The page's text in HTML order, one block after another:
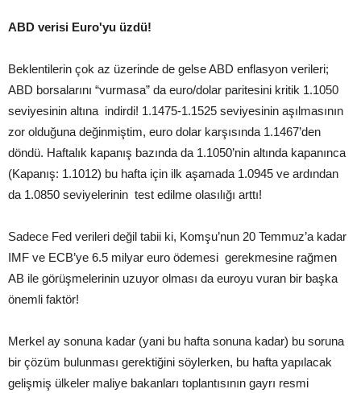
ABD verisi Euro'yu üzdü!
Beklentilerin çok az üzerinde de gelse ABD enflasyon verileri;
ABD borsalarını “vurmasa” da euro/dolar paritesini kritik 1.1050
seviyesinin altına indirdi! 1.1475-1.1525 seviyesinin aşılmasının
zor olduğuna değinmiştim, euro dolar karşısında 1.1467’den
döndü. Haftalık kapanış bazında da 1.1050’nin altında kapanınca
(Kapanış: 1.1012) bu hafta için ilk aşamada 1.0945 ve ardından
da 1.0850 seviyelerinin test edilme olasılığı arttı!
Sadece Fed verileri değil tabii ki, Komşu’nun 20 Temmuz’a kadar
IMF ve ECB’ye 6.5 milyar euro ödemesi gerekmesine rağmen
AB ile görüşmelerinin uzuyor olması da euroyu vuran bir başka
önemli faktör!
Merkel ay sonuna kadar (yani bu hafta sonuna kadar) bu soruna
bir çözüm bulunması gerektiğini söylerken, bu hafta yapılacak
gelişmiş ülkeler maliye bakanları toplantısının gayrı resmi